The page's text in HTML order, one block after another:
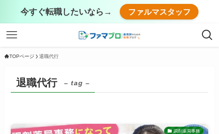
今すぐ転職したいなら→ ファルマスタッフ
TOPページ 退職代行
退職代行 – tag –
調剤薬局事務